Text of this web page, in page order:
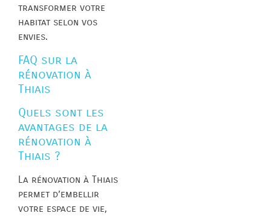
transformer votre
habitat selon vos
envies.
FAQ sur la
rénovation à
Thiais
Quels sont les
avantages de la
rénovation à
Thiais ?
La rénovation à Thiais
permet d’embellir
votre espace de vie,